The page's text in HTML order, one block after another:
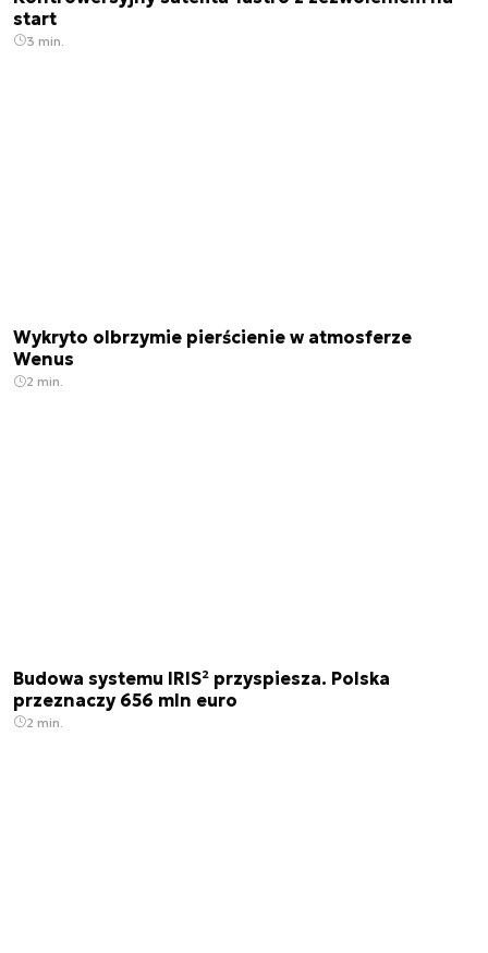
start
3 min.
Wykryto olbrzymie pierścienie w atmosferze
Wenus
2 min.
Budowa systemu IRIS² przyspiesza. Polska
przeznaczy 656 mln euro
2 min.